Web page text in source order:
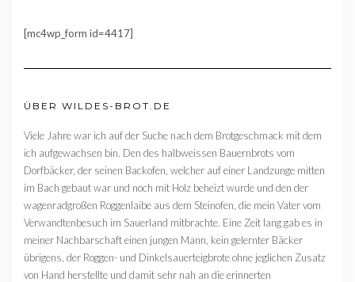
[mc4wp_form id=4417]
ÜBER WILDES-BROT.DE
Viele Jahre war ich auf der Suche nach dem Brotgeschmack mit dem
ich aufgewachsen bin. Den des halbweissen Bauernbrots vom
Dorfbäcker, der seinen Backofen, welcher auf einer Landzunge mitten
im Bach gebaut war und noch mit Holz beheizt wurde und den der
wagenradgroßen Roggenlaibe aus dem Steinofen, die mein Vater vom
Verwandtenbesuch im Sauerland mitbrachte. Eine Zeit lang gab es in
meiner Nachbarschaft einen jungen Mann, kein gelernter Bäcker
übrigens, der Roggen- und Dinkelsauerteigbrote ohne jeglichen Zusatz
von Hand herstellte und damit sehr nah an die erinnerten